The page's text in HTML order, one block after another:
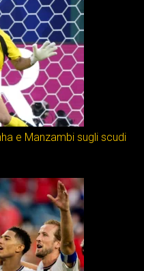
e Manzambi sugli scudi